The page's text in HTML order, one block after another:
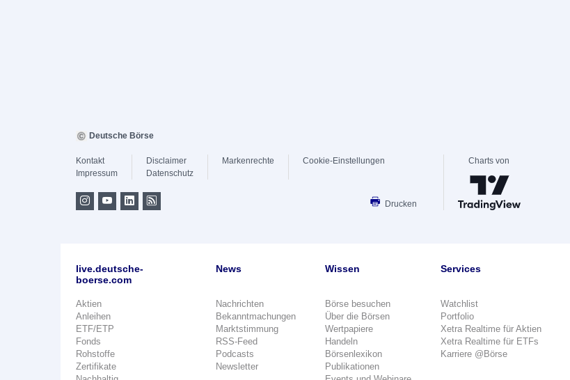
Deutsche Börse
Kontakt
Impressum
Disclaimer
Datenschutz
Markenrechte Cookie-Einstellungen
Drucken
Charts von
live.deutsche-
boerse.com
Aktien
Anleihen
ETF/ETP
Fonds
Rohstoffe
Zertifikate
News
Nachrichten
Bekanntmachungen
Marktstimmung
RSS-Feed
Podcasts
Newsletter
Wissen
Börse besuchen
Über die Börsen
Wertpapiere
Handeln
Börsenlexikon
Publikationen
Services
Watchlist
Portfolio
Xetra Realtime für Aktien
Xetra Realtime für ETFs
Karriere @Börse